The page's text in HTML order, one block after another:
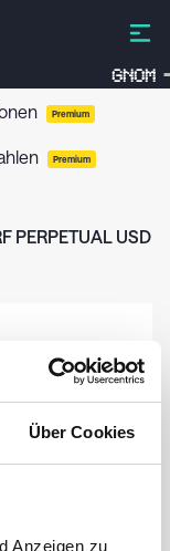
Über Cookies
Anzeigen zu
GNOM
Premium
Premium
PERPETUAL USD